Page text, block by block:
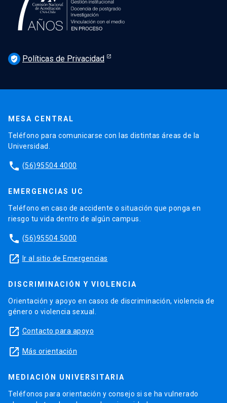
verified_user Políticas de Privacidad
MESA CENTRAL
Teléfono para comunicarse con las distintas áreas de la
Universidad.
phone (56)95504 4000
EMERGENCIAS UC
Teléfono en caso de accidente o situación que ponga en
riesgo tu vida dentro de algún campus.
phone (56)95504 5000
launch Ir al sitio de Emergencias
DISCRIMINACIÓN Y VIOLENCIA
Orientación y apoyo en casos de discriminación, violencia de
género o violencia sexual.
launch Contacto para apoyo
launch Más orientación
MEDIACIÓN UNIVERSITARIA
Teléfonos para orientación y consejo si se ha vulnerado